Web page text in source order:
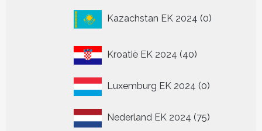
Kazachstan EK 2024 0
producten
Kroatië EK 2024 4040
Luxemburg EK 2024 00
Nederland EK 2024 7575